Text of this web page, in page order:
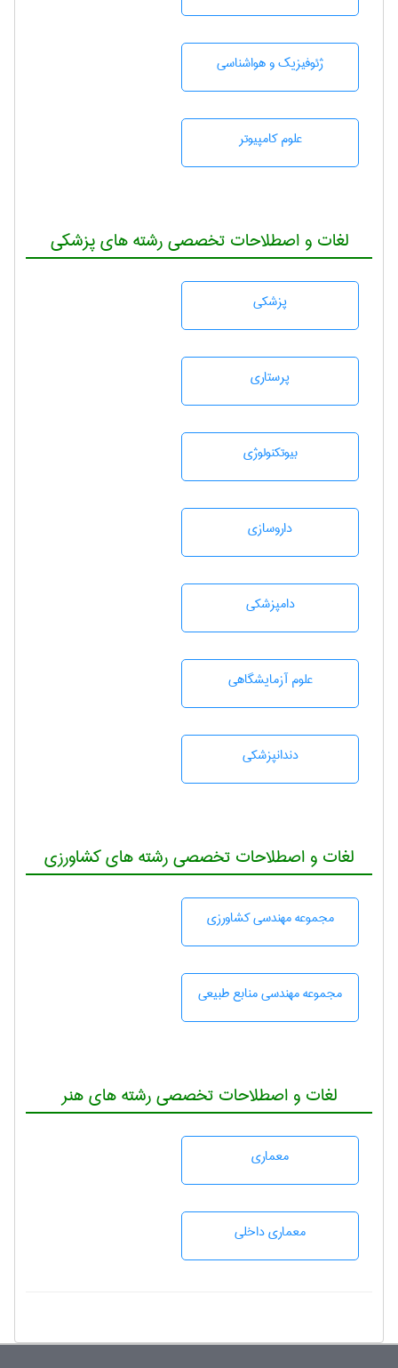
ژئوفيزيك و هواشناسی
علوم کامپیوتر
لغات و اصطلاحات تخصصی رشته های پزشکی
پزشكی
پرستاری
بيوتكنولوژی
داروسازی
دامپزشكی
علوم آزمايشگاهی
دندانپزشكی
لغات و اصطلاحات تخصصی رشته های کشاورزی
مجموعه مهندسی كشاورزی
مجموعه مهندسی منابع طبيعی
لغات و اصطلاحات تخصصی رشته های هنر
معماری
معماری داخلی